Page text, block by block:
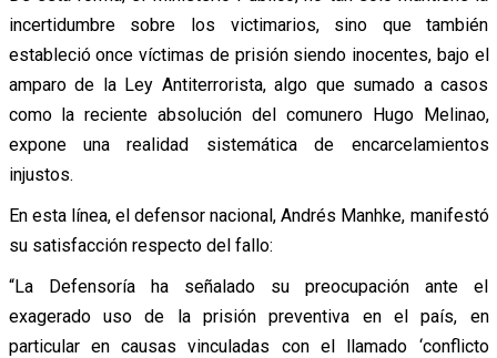
incertidumbre sobre los victimarios, sino que también
estableció once víctimas de prisión siendo inocentes, bajo el
amparo de la Ley Antiterrorista, algo que sumado a casos
como la reciente absolución del comunero Hugo Melinao,
expone una realidad sistemática de encarcelamientos
injustos.
En esta línea, el defensor nacional, Andrés Manhke, manifestó
su satisfacción respecto del fallo:
“La Defensoría ha señalado su preocupación ante el
exagerado uso de la prisión preventiva en el país, en
particular en causas vinculadas con el llamado ‘conflicto